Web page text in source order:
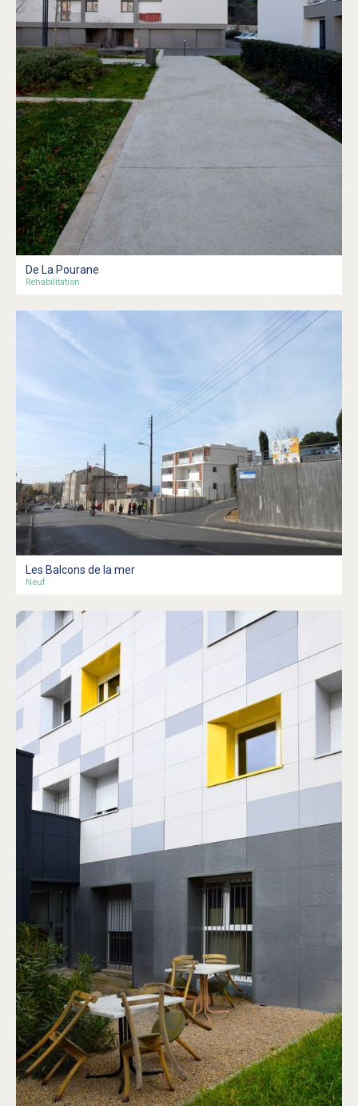
De La Pourane
Réhabilitation
Les Balcons de la mer
Neuf